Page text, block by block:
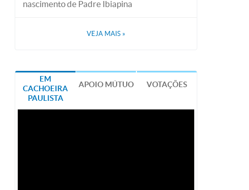
nascimento de Padre Ibiapina
VEJA MAIS »
EM
CACHOEIRA
PAULISTA
APOIO MÚTUO VOTAÇÕES